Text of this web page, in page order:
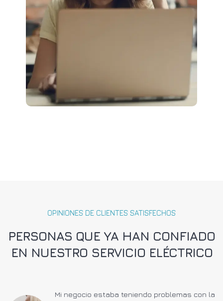
OPINIONES DE CLIENTES SATISFECHOS
PERSONAS QUE YA HAN CONFIADO
EN NUESTRO SERVICIO ELÉCTRICO
Mi negocio estaba teniendo problemas con la